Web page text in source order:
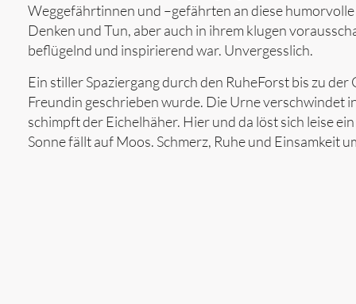
Weggefährtinnen und –gefährten an diese
Denken und Tun, aber auch in ihrem klugen
beflügelnd und inspirierend war. Unvergesslich.
Ein stiller Spaziergang durch den RuheForst bis zu
Freundin geschrieben wurde. Die Urne verschwindet
schimpft der Eichelhäher. Hier und da löst sich leise
Sonne fällt auf Moos. Schmerz, Ruhe und Einsamkeit